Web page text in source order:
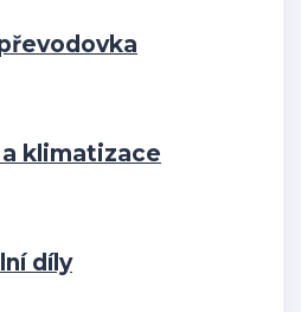
a klimatizace
díly